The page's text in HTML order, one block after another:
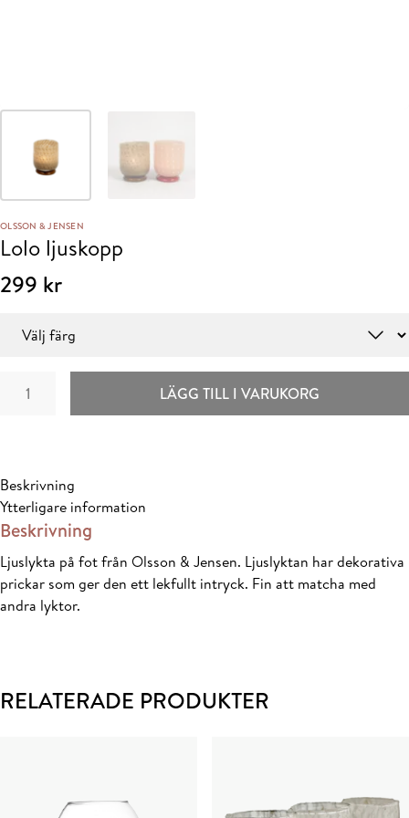
OLSSON & JENSEN
Lolo ljuskopp
299 kr
ljuskopp
LÄGG TILL I VARUKORG
Beskrivning
Ytterligare information
Beskrivning
Ljuslykta på fot från Olsson & Jensen. Ljuslyktan har dekorativa
prickar som ger den ett lekfullt intryck. Fin att matcha med
andra lyktor.
RELATERADE PRODUKTER